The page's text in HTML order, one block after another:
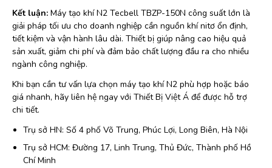
Kết luận: Máy tạo khí N2 Tecbell TBZP-150N công suất lớn là
giải pháp tối ưu cho doanh nghiệp cần nguồn khí nitơ ổn định,
tiết kiệm và vận hành lâu dài. Thiết bị giúp nâng cao hiệu quả
sản xuất, giảm chi phí và đảm bảo chất lượng đầu ra cho nhiều
ngành công nghiệp.
Khi bạn cần tư vấn lựa chọn máy tạo khí N2 phù hợp hoặc báo
giá nhanh, hãy liên hệ ngay với Thiết Bị Việt Á để được hỗ trợ
chi tiết.
Trụ sở HN: Số 4 phố Võ Trung, Phúc Lợi, Long Biên, Hà Nội
Trụ sở HCM: Đường 17, Linh Trung, Thủ Đức, Thành phố Hồ
Chí Minh